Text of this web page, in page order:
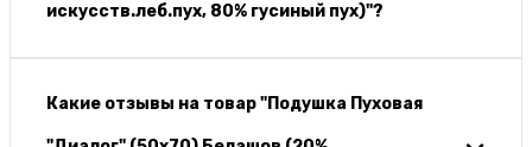
искусств.леб.пух, 80% гусиный пух)"?
Какие отзывы на товар "Подушка Пуховая